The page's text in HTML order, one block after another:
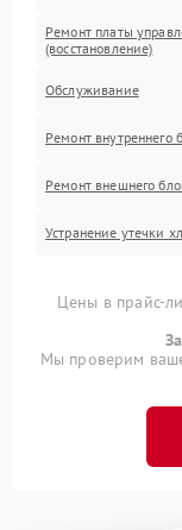
Ремонт платы
(восстановление)
Обслуживание
Ремонт внутреннего
Ремонт внешнего
Устранение утечки
Цены в прайс-
Мы проверим